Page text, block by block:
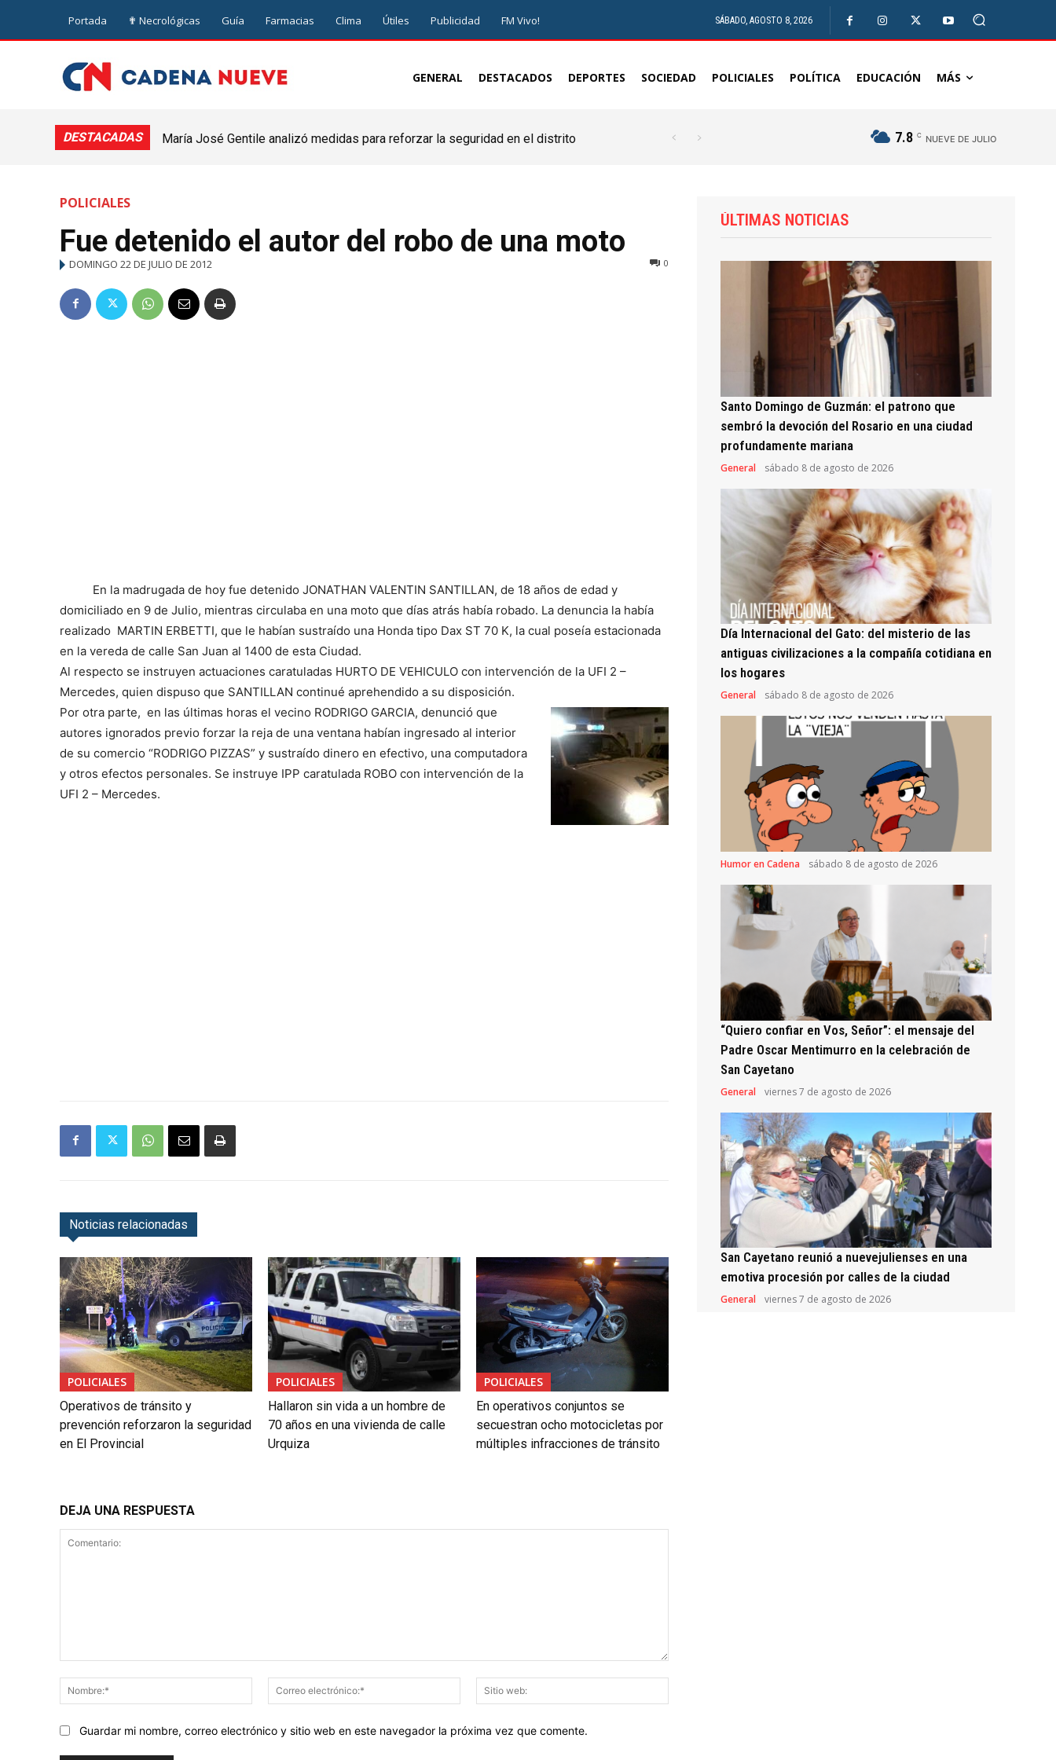
Portada ✟ Necrológicas Guía Farmacias Clima Útiles Publicidad FM Vivo! SÁBADO, AGOSTO 8, 2026
GENERAL DESTACADOS DEPORTES SOCIEDAD POLICIALES POLÍTICA EDUCACIÓN MÁS
DESTACADAS
María José Gentile analizó medidas para reforzar la seguridad en el distrito
7.8 C NUEVE DE JULIO
POLICIALES
Fue detenido el autor del robo de una moto
DOMINGO 22 DE JULIO DE 2012 0
En la madrugada de hoy fue detenido JONATHAN VALENTIN SANTILLAN, de 18 años de edad y
domiciliado en 9 de Julio, mientras circulaba en una moto que días atrás había robado. La denuncia la había
realizado MARTIN ERBETTI, que le habían sustraído una Honda tipo Dax ST 70 K, la cual poseía estacionada
en la vereda de calle San Juan al 1400 de esta Ciudad.
Al respecto se instruyen actuaciones caratuladas HURTO DE VEHICULO con intervención de la UFI 2 –
Mercedes, quien dispuso que SANTILLAN continué aprehendido a su disposición.
Por otra parte, en las últimas horas el vecino RODRIGO GARCIA, denunció que
autores ignorados previo forzar la reja de una ventana habían ingresado al interior
de su comercio “RODRIGO PIZZAS” y sustraído dinero en efectivo, una computadora
y otros efectos personales. Se instruye IPP caratulada ROBO con intervención de la
UFI 2 – Mercedes.
Noticias relacionadas
POLICIALES
Operativos de tránsito y
prevención reforzaron la seguridad
en El Provincial
POLICIALES
Hallaron sin vida a un hombre de
70 años en una vivienda de calle
Urquiza
POLICIALES
En operativos conjuntos se
secuestran ocho motocicletas por
múltiples infracciones de tránsito
DEJA UNA RESPUESTA
Nombre:*
Correo
electrónico:*
web:
Guardar mi nombre, correo electrónico y sitio web en este navegador la próxima vez que comente.
ÚLTIMAS NOTICIAS
Santo Domingo de Guzmán: el patrono que
sembró la devoción del Rosario en una ciudad
profundamente mariana
General sábado 8 de agosto de 2026
Día Internacional del Gato: del misterio de las
antiguas civilizaciones a la compañía cotidiana en
los hogares
General sábado 8 de agosto de 2026
Humor en Cadena sábado 8 de agosto de 2026
“Quiero confiar en Vos, Señor”: el mensaje del
Padre Oscar Mentimurro en la celebración de
San Cayetano
General viernes 7 de agosto de 2026
San Cayetano reunió a nuevejulienses en una
emotiva procesión por calles de la ciudad
General viernes 7 de agosto de 2026